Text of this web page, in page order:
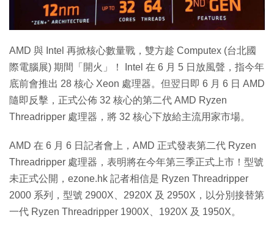
AMD 與 Intel 再掀核心數量戰，雙方趁 Computex (台北國
際電腦展) 期間「開火」！ Intel 在 6 月 5 日放風聲，指今年
底前會推出 28 核心 Xeon 處理器。但翌日即 6 月 6 日 AMD
隨即反擊，正式公佈 32 核心的第二代 AMD Ryzen
Threadripper 處理器，將 32 核心下放給主流用家市場。
AMD 在 6 月 6 日記者會上，AMD 正式發表第二代 Ryzen
Threadripper 處理器，表明將在今年第三季正式上市！型號
未正式公開，ezone.hk 記者相信是 Ryzen Threadripper
2000 系列，型號 2900X、2920X 及 2950X，以分別接替第
一代 Ryzen Threadripper 1900X、1920X 及 1950X。